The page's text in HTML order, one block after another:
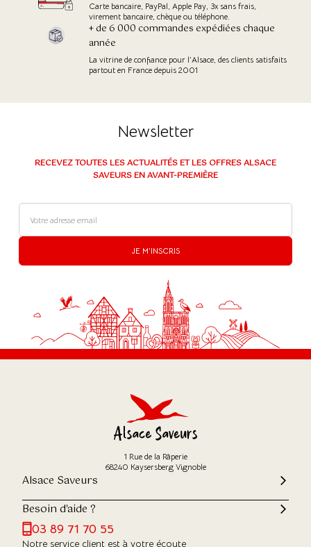
Carte bancaire, PayPal, Apple Pay, 3x sans frais,
virement bancaire, chèque ou téléphone.
+ de 6 000 commandes expédiées chaque
année
La vitrine de confiance pour l’Alsace, des clients satisfaits
partout en France depuis 2001
Newsletter
RECEVEZ TOUTES LES ACTUALITÉS ET LES OFFRES ALSACE
SAVEURS EN AVANT-PREMIÈRE
JE M'INSCRIS
1 Rue de la Râperie
68240 Kaysersberg Vignoble
Alsace Saveurs
Besoin d'aide ?
03 89 71 70 55
Notre service client est à votre écoute